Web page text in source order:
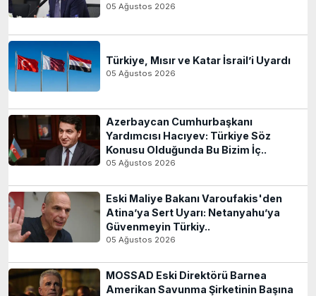
05 Ağustos 2026
Türkiye, Mısır ve Katar İsrail’i Uyardı
05 Ağustos 2026
Azerbaycan Cumhurbaşkanı
Yardımcısı Hacıyev: Türkiye Söz
Konusu Olduğunda Bu Bizim İç..
05 Ağustos 2026
Eski Maliye Bakanı Varoufakis'den
Atina’ya Sert Uyarı: Netanyahu’ya
Güvenmeyin Türkiy..
05 Ağustos 2026
MOSSAD Eski Direktörü Barnea
Amerikan Savunma Şirketinin Başına